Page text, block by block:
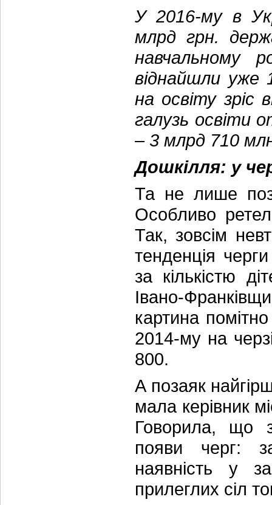
У 2016-му в
млрд грн.
навчальному
віднайшли уже
на освіту зріс
галузь освіти
– 3 млрд 710
Дошкілля: у
Та не лише
Особливо
Так, зовсім
тенденція
за кількістю
Івано-
картина
2014-му на
800.
А позаяк
мала керівник
Говорила, що
появи черг:
наявність у
прилеглих сіл